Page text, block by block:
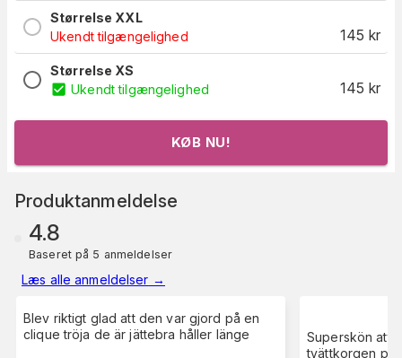
Størrelse XXL
Ukendt tilgængelighed
145 kr
Størrelse XS
Ukendt tilgængelighed
145 kr
KØB NU!
Produktanmeldelse
4.8
Baseret på 5 anmeldelser
Læs alle anmeldelser →
Blev riktigt glad att den var gjord på en
clique tröja de är jättebra håller länge
Superskön att
tvättkorgen på